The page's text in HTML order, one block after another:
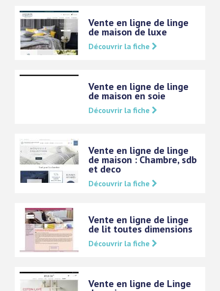
Vente en ligne de linge
de maison de luxe
Découvrir la fiche
Vente en ligne de linge
de maison en soie
Découvrir la fiche
Vente en ligne de linge
de maison : Chambre, sdb
et deco
Découvrir la fiche
Vente en ligne de linge
de lit toutes dimensions
Découvrir la fiche
Vente en ligne de Linge